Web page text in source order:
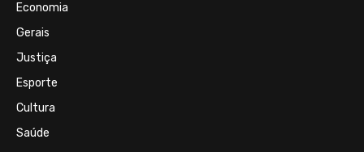
Economia
Gerais
Justiça
Esporte
Cultura
Saúde